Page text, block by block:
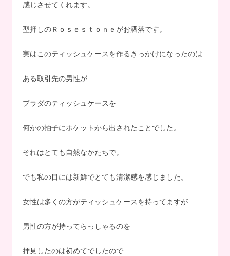
感じさせてくれます。
型押しのＲｏｓｅｓｔｏｎｅがお洒落です。
実はこのティッシュケースを作るきっかけになったのは
ある取引先の男性が
プラダのティッシュケースを
何かの拍子にポケットから出されたことでした。
それはとても自然なかたちで。
でも私の目には新鮮でとても清潔感を感じました。
女性は多くの方がティッシュケースを持ってますが
男性の方が持ってらっしゃるのを
拝見したのは初めてでしたので